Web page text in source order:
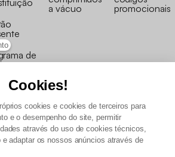
Cookies!
cookies e cookies de terceiros para
e o desempenho do site, permitir
através do uso de cookies técnicos,
e adaptar os nossos anúncios através de
de
a vácuo
promocionais
Gerais de Venda e Aviso Legal